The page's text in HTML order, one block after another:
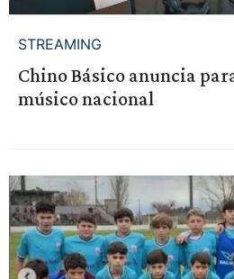
STREAMING
Chino Básico anuncia
músico nacional